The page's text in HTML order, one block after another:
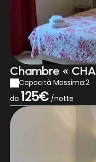
Chambre «
Capacità Massima:2
da 125€ /notte